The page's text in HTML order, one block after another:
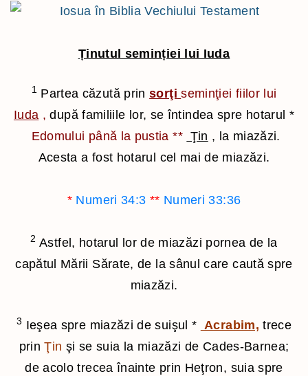
Ținutul seminției lui Iuda
1Partea căzută prinsorţi seminţiei fiilor lui
Iuda , după familiile lor, se întindea spre hotarul *
Edomului până la pustia** Ţin , la miazăzi.
Acesta a fost hotarul cel mai de miazăzi.
* Numeri 34:3 ** Numeri 33:36
2 Astfel, hotarul lor de miazăzi pornea de la
capătul Mării Sărate, de la sânul care caută spre
miazăzi.
3 Ieşea spre miazăzi de suişul* Acrabim, trece
prinŢin şi se suia la miazăzi de Cades-Barnea;
de acolo trecea înainte prin Heţron, suia spre